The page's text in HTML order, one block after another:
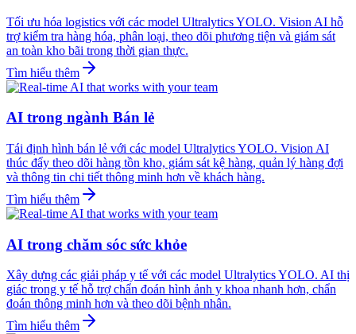
Tối ưu hóa logistics với các model Ultralytics YOLO. Vision AI hỗ
trợ kiểm tra hàng hóa, phân loại, theo dõi phương tiện và giám sát
an toàn kho bãi trong thời gian thực.
Tìm hiểu thêm
AI trong ngành Bán lẻ
Tái định hình bán lẻ với các model Ultralytics YOLO. Vision AI
thúc đẩy theo dõi hàng tồn kho, giám sát kệ hàng, quản lý hàng đợi
và thông tin chi tiết thông minh hơn về khách hàng.
Tìm hiểu thêm
AI trong chăm sóc sức khỏe
Xây dựng các giải pháp y tế với các model Ultralytics YOLO. AI thị
giác trong y tế hỗ trợ chẩn đoán hình ảnh y khoa nhanh hơn, chẩn
đoán thông minh hơn và theo dõi bệnh nhân.
Tìm hiểu thêm